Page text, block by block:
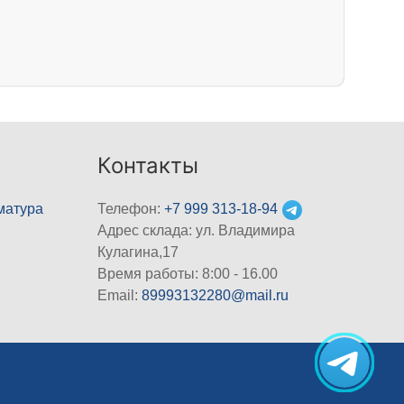
Контакты
Телефон:+7 999 313-18-94
Адрес склада: ул. Владимира
Кулагина,17
Время работы: 8:00 - 16.00
Email:89993132280@mail.ru